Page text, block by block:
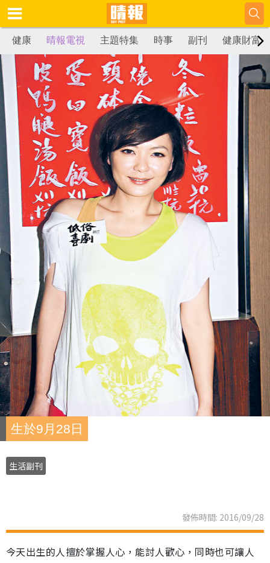
健康 晴報電視 主題特集 時事 副刊 健康財富
生於9月28日
生活副刊
發佈時間: 2016/09/28
今天出生的人擅於掌握人心，能討人歡心，同時也可讓人